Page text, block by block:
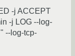
-j ACCEPT
-j LOG --log-
--log-tcp-